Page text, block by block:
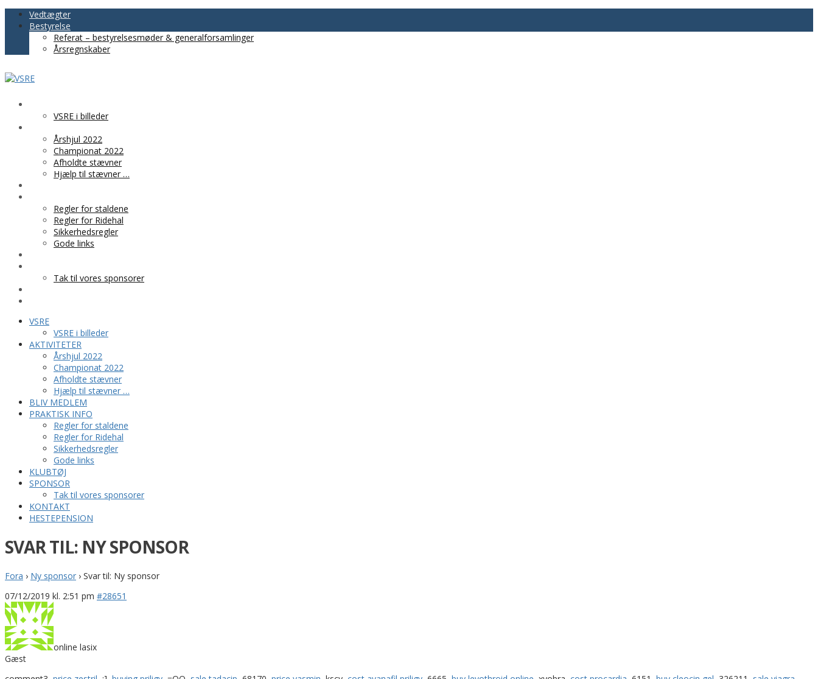
Vedtægter
Bestyrelse
Referat – bestyrelsesmøder & generalforsamlinger
Årsregnskaber
VSRE i billeder
Årshjul 2022
Championat 2022
Afholdte stævner
Hjælp til stævner …
Regler for staldene
Regler for Ridehal
Sikkerhedsregler
Gode links
Tak til vores sponsorer
VSRE
VSRE i billeder
AKTIVITETER
Årshjul 2022
Championat 2022
Afholdte stævner
Hjælp til stævner …
BLIV MEDLEM
PRAKTISK INFO
Regler for staldene
Regler for Ridehal
Sikkerhedsregler
Gode links
KLUBTØJ
SPONSOR
Tak til vores sponsorer
KONTAKT
HESTEPENSION
SVAR TIL: NY SPONSOR
Fora › Ny sponsor › Svar til: Ny sponsor
07/12/2019 kl. 2:51 pm #28651
online lasix
Gæst